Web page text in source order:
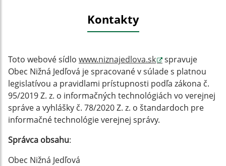
Kontakty
Toto webové sídlo www.niznajedlova.sk
spravuje
Obec Nižná Jedľová je spracované v súlade s platnou
legislatívou a pravidlami prístupnosti podľa zákona č.
95/2019 Z. z. o informačných technológiách vo verejnej
správe a vyhlášky č. 78/2020 Z. z. o štandardoch pre
informačné technológie verejnej správy.
Správca obsahu:
Obec Nižná Jedľová